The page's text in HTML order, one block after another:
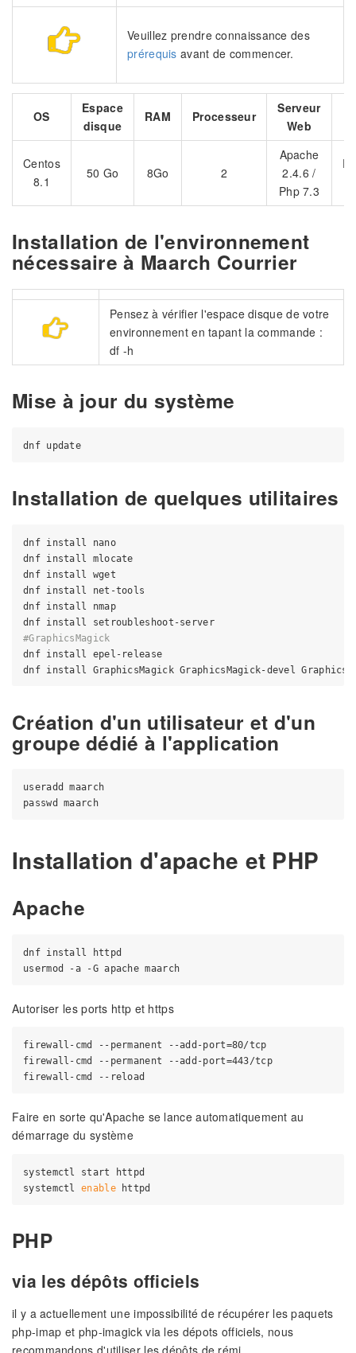
Veuillez prendre connaissance des
prérequis avant de commencer.
OS
Espace
disque
RAM Processeur
Serveur
Web
Centos
8.1
50 Go 8Go 2
Apache
2.4.6 /
Php 7.3
Installation de l'environnement
nécessaire à Maarch Courrier
Pensez à vérifier l'espace disque de votre
environnement en tapant la commande :
df -h
Mise à jour du système
Installation de quelques utilitaires
dnf install nano
dnf install mlocate
dnf install wget
dnf install net-tools
dnf install nmap
dnf install setroubleshoot-server
#GraphicsMagick
dnf install epel-release
Création d'un utilisateur et d'un
groupe dédié à l'application
useradd maarch
passwd maarch
Installation d'apache et PHP
Apache
dnf install httpd
Autoriser les ports http et https
firewall-cmd --permanent --add-port=80/tcp
firewall-cmd --permanent --add-port=443/tcp
Faire en sorte qu'Apache se lance automatiquement au
démarrage du système
systemctl start httpd
systemctl enable
PHP
via les dépôts officiels
il y a actuellement une impossibilité de récupérer les paquets
php-imap et php-imagick via les dépots officiels, nous
recommandons d'utiliser les dépôts de rémi.